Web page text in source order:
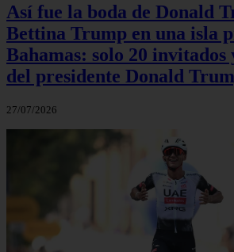
Así fue la boda de Donald
Bettina Trump en una isla
Bahamas: solo 20 invitados
del presidente Donald
27/07/2026